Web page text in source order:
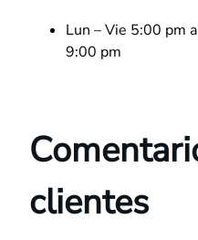
Lun – Vie 5:00 pm
9:00 pm
clientes